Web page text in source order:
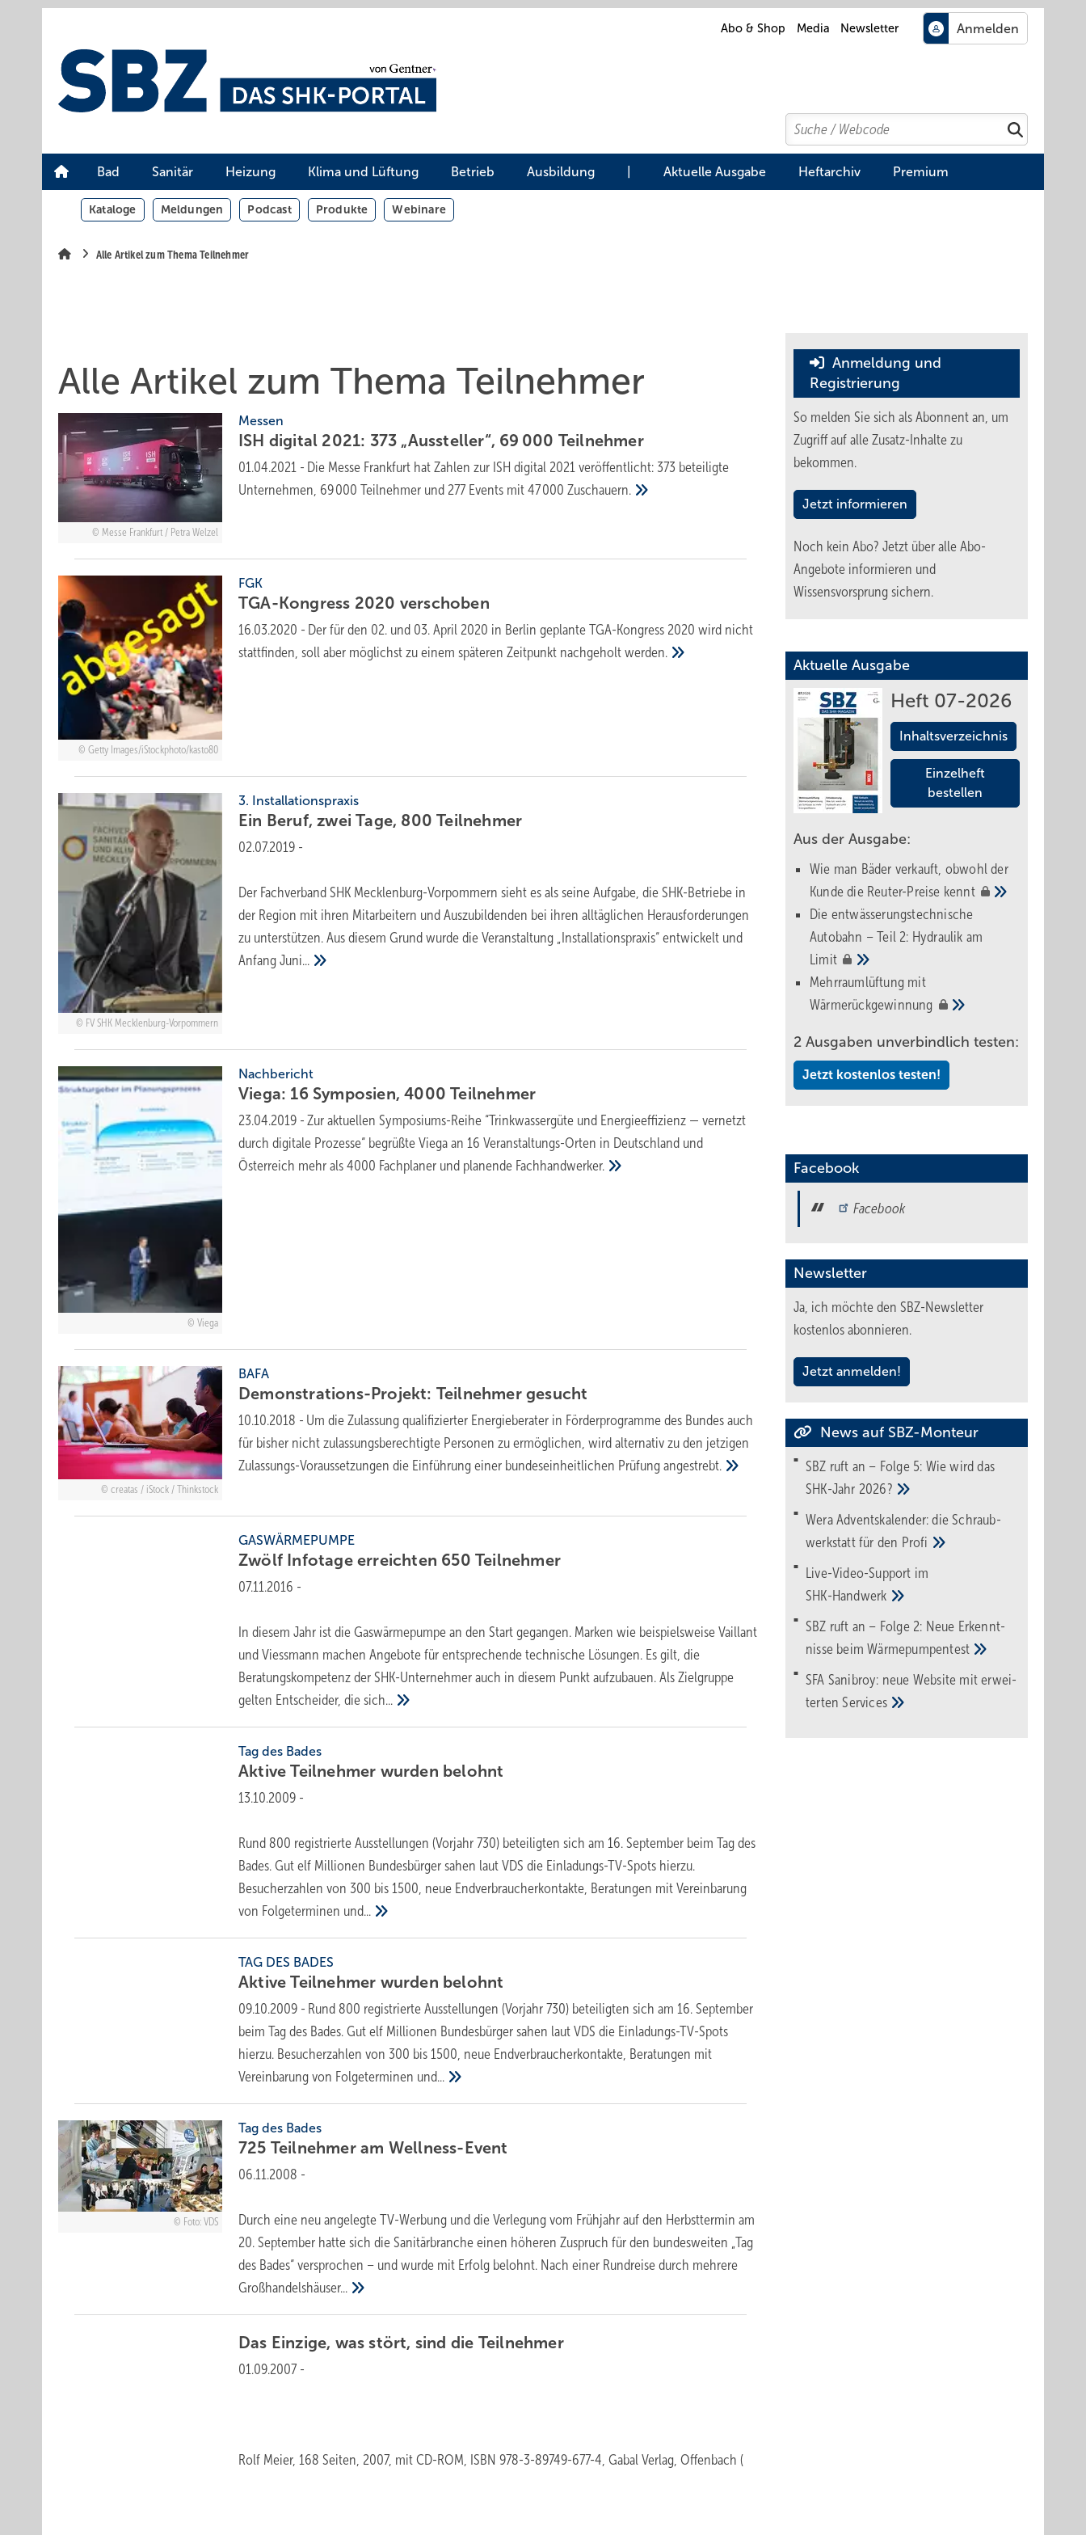
Abo & Shop Media Newsletter
Search
Suchen
Bad Sanitär Heizung Klima und Lüftung Betrieb Ausbildung Aktuelle Ausgabe Heftarchiv Premium
Kataloge Meldungen Podcast Produkte Webinare
Alle Artikel zum Thema Teilnehmer
Alle Artikel zum Thema Teilnehmer
Messe Frankfurt / Petra Welzel
Messen
ISH digital 2021: 373 „Aussteller“, 69 000 Teilnehmer
01.04.2021 - Die Messe Frankfurt hat Zahlen zur ISH digital 2021 veröffentlicht: 373 beteiligte
Unternehmen, 69 000 Teilnehmer und 277 Events mit 47 000Zuschauern.
Getty Images/iStockphoto/kasto80
FGK
TGA-Kongress 2020 verschoben
16.03.2020 - Der für den 02. und 03. April 2020 in Berlin geplante TGA-Kongress 2020 wird nicht
stattfinden, soll aber möglichst zu einem späteren Zeitpunkt nachgeholtwerden.
FV SHK Mecklenburg-Vorpommern
3. Installationspraxis
Ein Beruf, zwei Tage, 800Teilnehmer
02.07.2019 -
Der Fachverband SHK Mecklenburg-Vorpommern sieht es als seine Aufgabe, die SHK-Betriebe in
der Region mit ihren Mitarbeitern und Auszubildenden bei ihren alltäglichen Herausforderungen
zu unterstützen. Aus diesem Grund wurde die Veranstaltung „Installationspraxis“ entwickelt und
AnfangJuni...
Viega
Nachbericht
Viega: 16 Symposien, 4000Teilnehmer
23.04.2019 - Zur aktuellen Symposiums-Reihe “Trinkwassergüte und Energieeffizienz — vernetzt
durch digitale Prozesse“ begrüßte Viega an 16 Veranstaltungs-Orten in Deutschland und
Österreich mehr als 4000 Fachplaner und planende Fachhandwerker.
creatas / iStock / Thinkstock
BAFA
Demonstrations-Projekt: Teilnehmergesucht
10.10.2018 - Um die Zulassung qualifizierter Energieberater in Förderprogramme des Bundes auch
für bisher nicht zulassungsberechtigte Personen zu ermöglichen, wird alternativ zu den jetzigen
Zulassungs-Voraussetzungen die Einführung einer bundeseinheitlichen Prüfungangestrebt.
GASWÄRMEPUMPE
Zwölf Infotage erreichten 650Teilnehmer
07.11.2016 -
In diesem Jahr ist die Gaswärmepumpe an den Start gegangen. Marken wie beispielsweise Vaillant
und Viessmann machen Angebote für entsprechende technische Lösungen. Es gilt, die
Beratungskompetenz der SHK-Unternehmer auch in diesem Punkt aufzubauen. Als Zielgruppe
gelten Entscheider, diesich...
Tag des Bades
Aktive Teilnehmer wurden belohnt
13.10.2009 -
Rund 800 registrierte Ausstellungen (Vorjahr 730) beteiligten sich am 16. September beim Tag des
Bades. Gut elf Millionen Bundesbürger sahen laut VDS die Einladungs-TV-Spots hierzu.
Besucherzahlen von 300 bis 1500, neue Endverbraucherkontakte, Beratungen mit Vereinbarung
von Folgeterminen und...
TAG DES BADES
Aktive Teilnehmer wurden belohnt
09.10.2009 - Rund 800 registrierte Ausstellungen (Vorjahr 730) beteiligten sich am 16. September
beim Tag des Bades. Gut elf Millionen Bundesbürger sahen laut VDS die Einladungs-TV-Spots
hierzu. Besucherzahlen von 300 bis 1500, neue Endverbraucherkontakte, Beratungen mit
Vereinbarung von Folgeterminen und...
Foto: VDS
Tag des Bades
725 Teilnehmer am Wellness-Event
06.11.2008 -
Durch eine neu angelegte TV-Werbung und die Verlegung vom Frühjahr auf den Herbsttermin am
20. September hatte sich die Sanitärbranche einen höheren Zuspruch für den bundesweiten „Tag
des Bades“ versprochen – und wurde mit Erfolg belohnt. Nach einer Rundreise durch mehrere
Großhandelshäuser...
Das Einzige, was stört, sind die Teilnehmer
01.09.2007 -
Rolf Meier, 168 Seiten, 2007, mit CD-ROM, ISBN 978-3-89749-677-4, Gabal Verlag, Offenbach (
Anmeldung und
Registrierung
So melden Sie sich als Abonnent an, um
Zugriff auf alle Zusatz-Inhalte zu
bekommen.
Jetzt informieren
Noch kein Abo? Jetzt über alle Abo-
Angebote informieren und
Wissensvorsprung sichern.
Aktuelle Ausgabe
Heft 07-2026
Inhaltsverzeichnis
Einzelheft
bestellen
Aus der Ausgabe:
Wie man Bäder verkauft, obwohl der
Kunde die Reuter-Preise kennt
Die entwässerungstechnische
Autobahn – Teil 2: Hydraulik am
Limit
Mehrraumlüftung mit
Wärmerückgewinnung
2 Ausgaben unverbindlich testen:
Jetzt kostenlos testen!
Facebook
Facebook
Newsletter
Ja, ich möchte den SBZ-Newsletter
kostenlos abonnieren.
Jetzt anmelden!
News auf SBZ-Monteur
SBZ ruft an – Folge 5: Wie wird das
SHK-Jahr 2026?
Wera Adventskalender: die Schraub­
werk­statt für den Pro­fi
Live-Video-Support im
SHK-Handwerk
SBZ ruft an – Folge 2: Neue Erkennt­
nisse beimWärme­pumpen­test
SFA Sanibroy: neue Web­site mit erwei­
tertenServices